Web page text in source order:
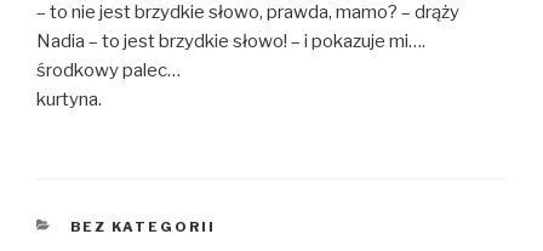
– to nie jest brzydkie słowo, prawda, mamo? – drąży
Nadia – to jest brzydkie słowo! – i pokazuje mi….
środkowy palec…
kurtyna.
KATEGORIE
BEZ KATEGORII